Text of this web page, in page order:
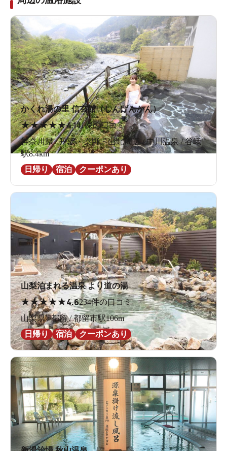
かくれ湯の里 信玄館（しんげんかん）
★★★★★4.141件の口コミ
神奈川県 / 丹沢・秦野・山北周辺 / 中川温泉 / 谷峨
駅8.4km
日帰り
宿泊 クーポンあり
山梨泊まれる温泉 より道の湯
★★★★★4.6234件の口コミ
山梨県 / 都留 / 都留市駅106m
日帰り
宿泊 クーポンあり